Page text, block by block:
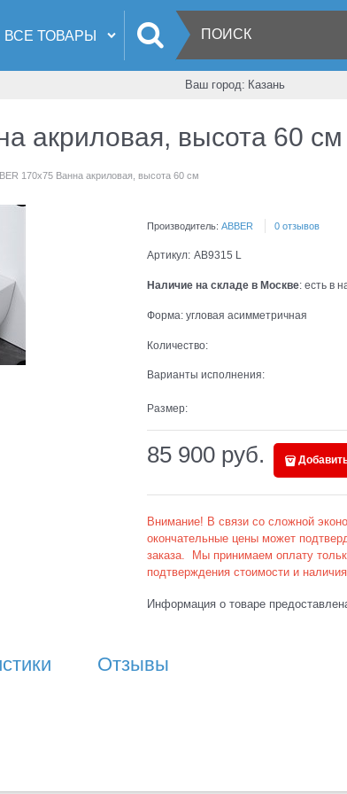
Ваш город: Казань
акриловая, высота 60 см
170x75 Ванна акриловая, высота 60 см
Производитель: ABBER 0 отзывов
Артикул: AB9315 L
Наличие на складе в Москве: есть в
Форма: угловая асимметричная
Количество:
Варианты исполнения:
Размер:
85 900 руб.
Внимание! В связи со сложной
окончательные цены может
заказа. Мы принимаем оплату
подтверждения стоимости и
Информация о товаре
Отзывы